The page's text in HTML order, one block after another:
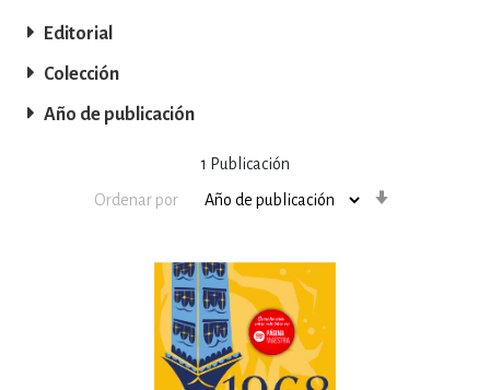
1 Publicación
Ordenar por
Editorial
Colección
Año de publicación